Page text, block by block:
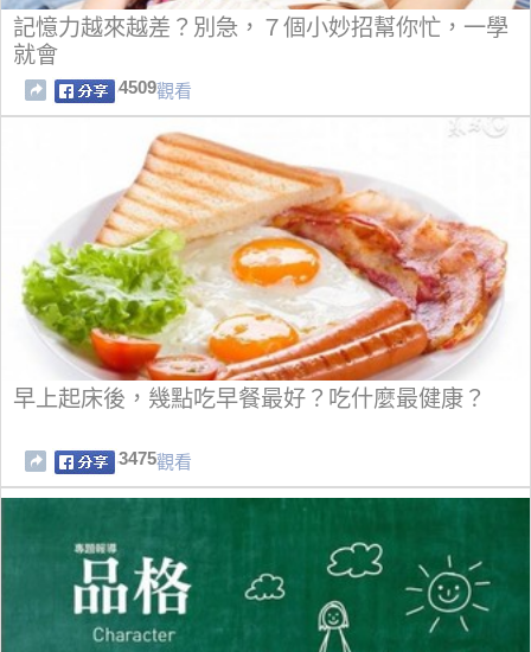
記憶力越來越差？別急，７個小妙招幫你忙，一學
就會
4509觀看
早上起床後，幾點吃早餐最好？吃什麼最健康？
3475觀看